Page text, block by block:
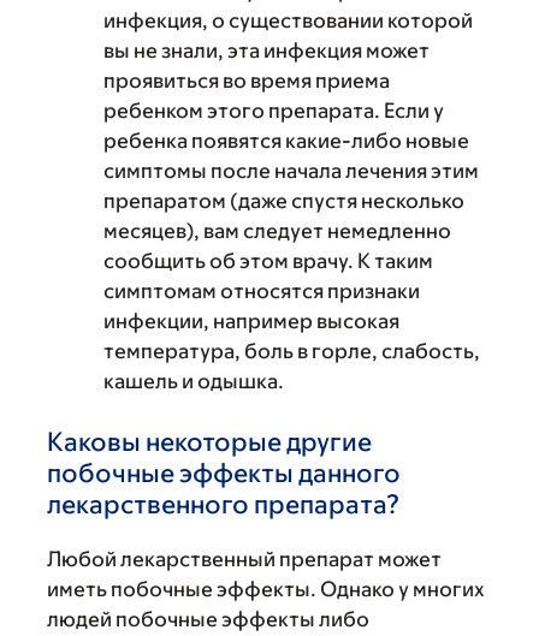
инфекция, о существовании которой
вы не знали, эта инфекция может
проявиться во время приема
ребенком этого препарата. Если у
ребенка появятся какие-либо новые
симптомы после начала лечения этим
препаратом (даже спустя несколько
месяцев), вам следует немедленно
сообщить об этом врачу. К таким
симптомам относятся признаки
инфекции, например высокая
температура, боль в горле, слабость,
кашель и одышка.
Каковы некоторые другие
побочные эффекты данного
лекарственного препарата?
Любой лекарственный препарат может
иметь побочные эффекты. Однако у многих
людей побочные эффекты либо